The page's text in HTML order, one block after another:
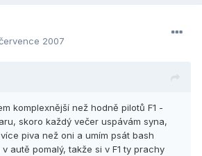
2007
komplexnější než hodně pilotů F1 -
skoro každý večer uspávám syna,
piva než oni a umím psát bash
autě pomalý, takže si v F1 ty prachy